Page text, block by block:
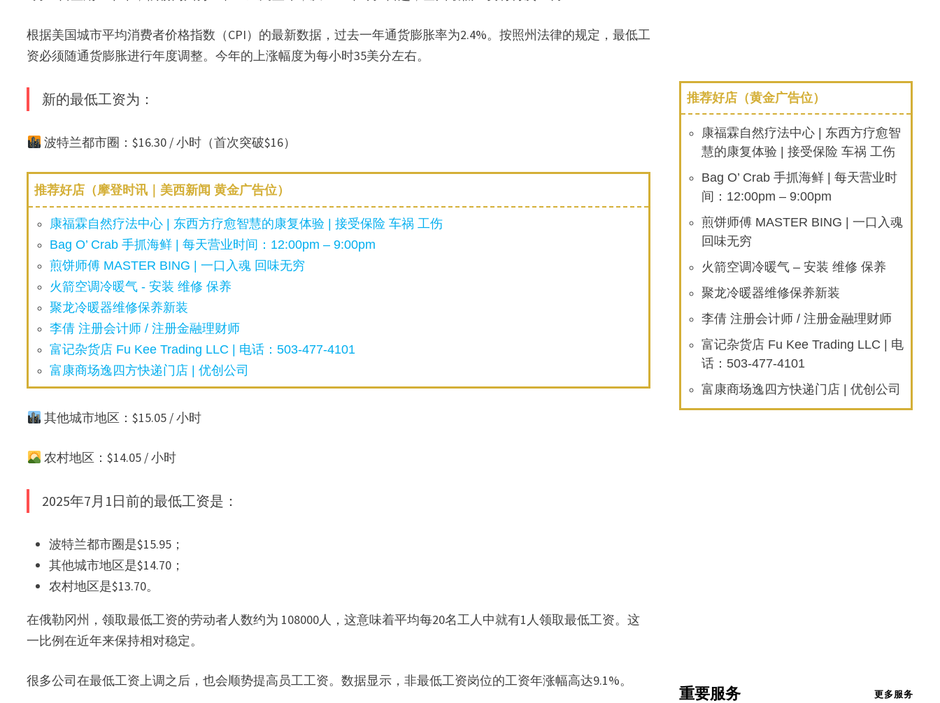
根据美国城市平均消费者价格指数（CPI）的最新数据，过去一年通货膨胀率为2.4%。按照州法律的规定，最低工
资必须随通货膨胀进行年度调整。今年的上涨幅度为每小时35美分左右。
新的最低工资为：
波特兰都市圈：$16.30 / 小时（首次突破$16）
推荐好店（摩登时讯｜美西新闻 黄金广告位）
康福霖自然疗法中心 | 东西方疗愈智慧的康复体验 | 接受保险 车祸 工伤
Bag O’ Crab 手抓海鲜 | 每天营业时间：12:00pm – 9:00pm
煎饼师傅 MASTER BING | 一口入魂 回味无穷
火箭空调冷暖气 - 安装 维修 保养
聚龙冷暖器维修保养新装
李倩 注册会计师 / 注册金融理财师
富记杂货店 Fu Kee Trading LLC | 电话：503-477-4101
富康商场逸四方快递门店 | 优创公司
其他城市地区：$15.05 / 小时
农村地区：$14.05 / 小时
2025年7月1日前的最低工资是：
波特兰都市圈是$15.95；
其他城市地区是$14.70；
农村地区是$13.70。
在俄勒冈州，领取最低工资的劳动者人数约为 108000人，​这意味着平均每20名工人中就有1人领取最低工资。​这
一比例在近年来保持相对稳定。​
很多公司在最低工资上调之后，也会顺势提高员工工资。数据显示，非最低工资岗位的工资年涨幅高达9.1%。
推荐好店（黄金广告位）
康福霖自然疗法中心 | 东西方疗愈智
慧的康复体验 | 接受保险 车祸 工伤
Bag O’ Crab 手抓海鲜 | 每天营业时
间：12:00pm – 9:00pm
煎饼师傅 MASTER BING | 一口入魂
回味无穷
火箭空调冷暖气 – 安装 维修 保养
聚龙冷暖器维修保养新装
李倩 注册会计师 / 注册金融理财师
富记杂货店 Fu Kee Trading LLC | 电
话：503-477-4101
富康商场逸四方快递门店 | 优创公司
重要服务 更多服务